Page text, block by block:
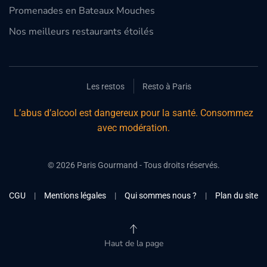
Promenades en Bateaux Mouches
Nos meilleurs restaurants étoilés
Les restos Resto à Paris
L’abus d’alcool est dangereux pour la santé. Consommez
avec modération.
©2026Paris Gourmand - Tous droits réservés.
CGU | Mentions légales | Qui sommes nous ? | Plan du site
Haut de la page